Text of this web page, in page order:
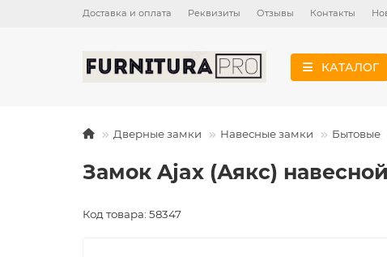
Доставка и оплата Реквизиты Отзывы Контакты
КАТАЛОГ
Дверные замки Навесные замки Бытовые
Замок Ajax (Аякс)
Код товара: 58347